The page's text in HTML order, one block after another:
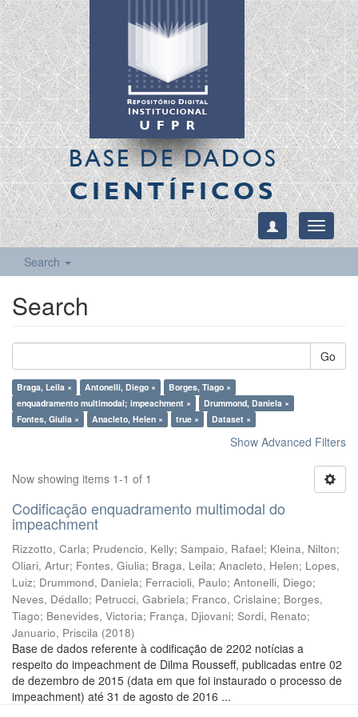
BASE DE DADOS
CIENTÍFICOS
Toggle
Search
Search
Go
Braga, Leila × Antonelli, Diego ×
Borges, Tiago ×
enquadramento multimodal; impeachment ×
Drummond, Daniela ×
Fontes, Giulia ×
Anacleto, Helen × true × Dataset ×
Show Advanced Filters
Now showing items 1-1 of 1
Codificação enquadramento multimodal do
impeachment
Rizzotto, Carla; Prudencio, Kelly; Sampaio, Rafael; Kleina, Nilton;
Oliari, Artur; Fontes, Giulia; Braga, Leila; Anacleto, Helen; Lopes,
Luiz; Drummond, Daniela; Ferracioli, Paulo; Antonelli, Diego;
Neves, Dédallo; Petrucci, Gabriela; Franco, Crislaine; Borges,
Tiago; Benevides, Victoria; França, Djiovani; Sordi, Renato;
Januario, Priscila (2018)
Base de dados referente à codificação de 2202 notícias a
respeito do impeachment de Dilma Rousseff, publicadas entre 02
de dezembro de 2015 (data em que foi instaurado o processo de
impeachment) até 31 de agosto de 2016 ...